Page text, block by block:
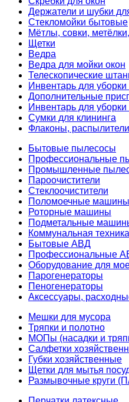
Держатели и шубки
Стекломойки бытовые
Мётлы, совки,
Щетки
Ведра
Ведра для мойки окон
Телескопические
Инвентарь для
Дополнительные
Инвентарь для
Сумки для клининга
Флаконы,
Бытовые пылесосы
Профессиональные
Промышленные
Пароочистители
Стеклоочистители
Поломоечные машины
Роторные машины
Подметальные
Коммунальная техника
Бытовые АВД
Профессиональные
Оборудование для
Парогенераторы
Пеногенераторы
Аксессуары,
Мешки для мусора
Тряпки и полотно
МОПы (насадки и
Салфетки
Губки хозяйственные
Щетки для мытья
Размывочные круги